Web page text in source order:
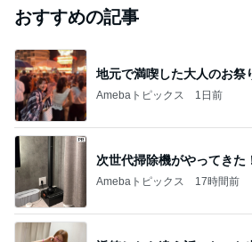
おすすめの記事
地元で満喫した大人のお祭
Amebaトピックス 1日前
次世代掃除機がやってきた
Amebaトピックス 17時間前